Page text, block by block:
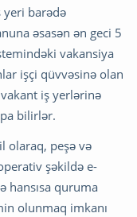
yeri barədə
əsasən ən geci 5
vakansiya
işçi qüvvəsinə olan
iş yerlərinə
bilirlər.
olaraq, peşə və
şəkildə e-
hansısa quruma
olunmaq imkanı